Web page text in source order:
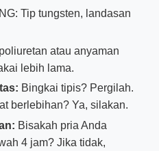
Tip tungsten, landasan
atau anyaman
lebih lama.
Bingkai tipis? Pergilah.
berlebihan? Ya, silakan.
Bisakah pria Anda
4 jam? Jika tidak,